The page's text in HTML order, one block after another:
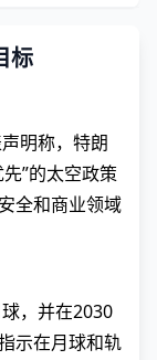
标
明称，特朗
”的太空政策
全和商业领域
，并在2030
示在月球和轨